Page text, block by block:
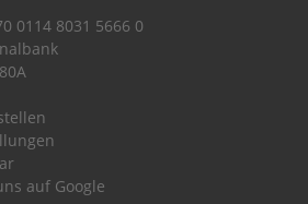
0114 8031 5666 0
auf Google